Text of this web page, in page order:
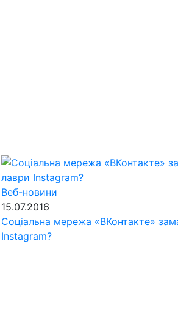
Веб-новини
15.07.2016
Соціальна мережа «ВКонтакте»
Instagram?